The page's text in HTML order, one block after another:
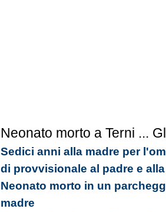
Neonato morto a Terni ...
Sedici anni alla madre per
di provvisionale al padre e
Neonato morto in un
madre